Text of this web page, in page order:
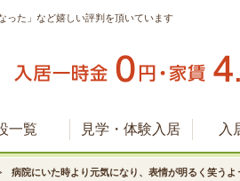
った」など嬉しい評判を頂いています
一覧 見学・体験入居 入
病院にいた時より元気になり、表情が明るく笑うよ